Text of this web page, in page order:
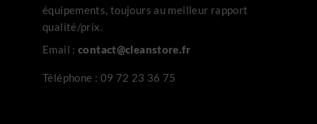
équipements, toujours au meilleur rapport
qualité/prix.
Email : contact@cleanstore.fr
Téléphone : 09 72 23 36 75